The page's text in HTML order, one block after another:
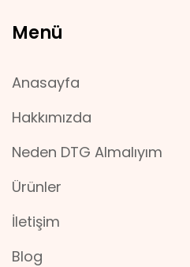
Menü
Anasayfa
Hakkımızda
Neden DTG Almalıyım
Ürünler
İletişim
Blog